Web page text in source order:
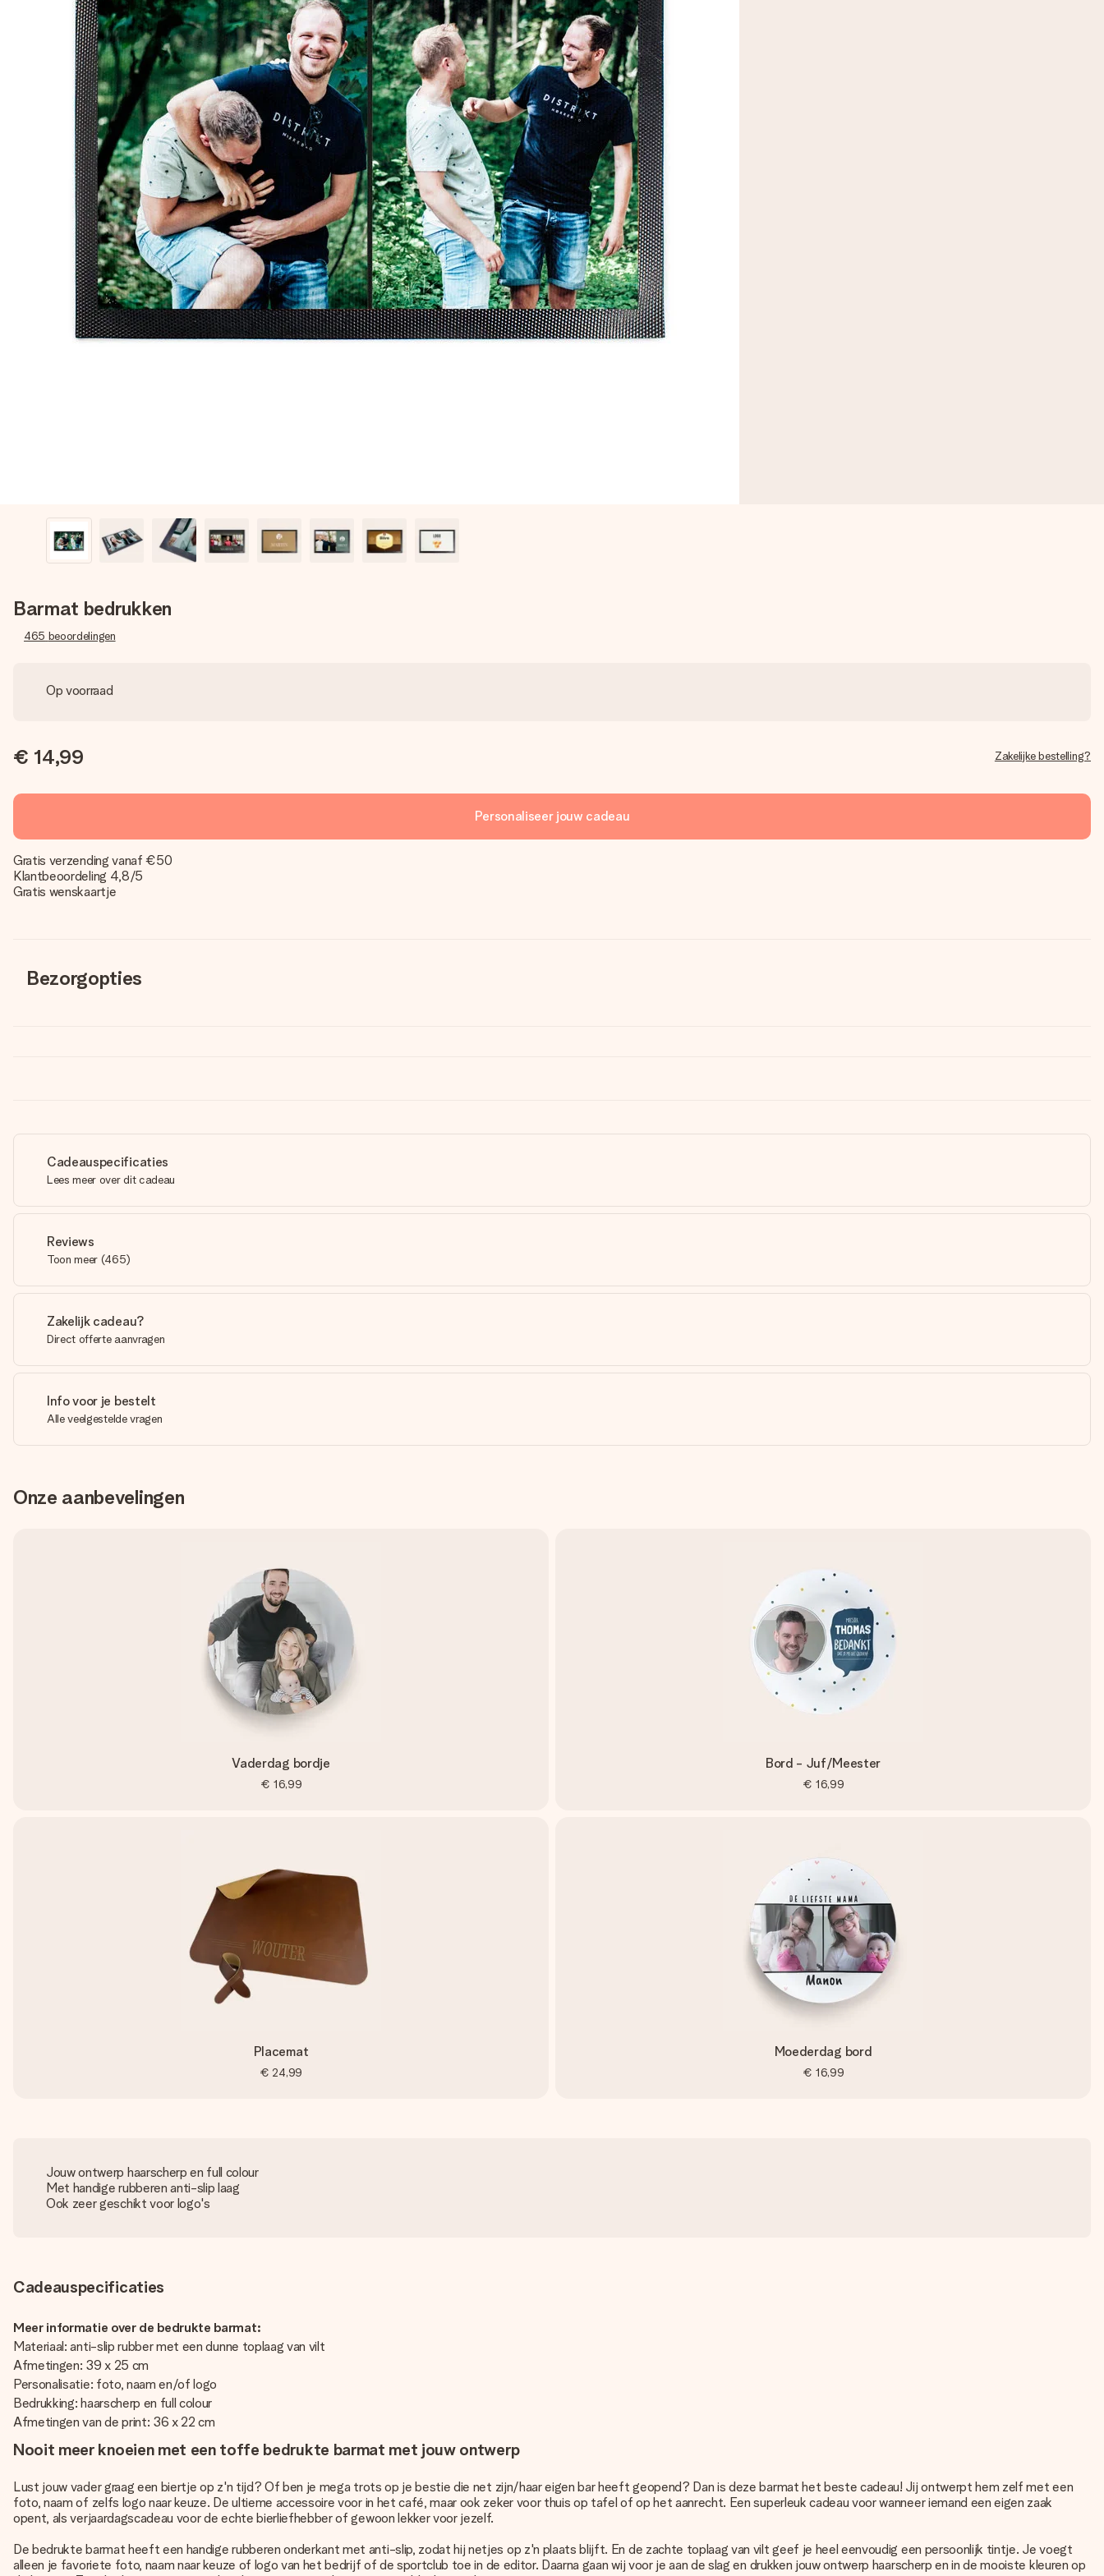
Barmat bedrukken
465 beoordelingen
Op voorraad
€ 14,99 Zakelijke bestelling?
Personaliseer jouw cadeau
Gratis verzending vanaf €50
Klantbeoordeling 4,8/5
Gratis wenskaartje
Bezorgopties
Cadeauspecificaties
Lees meer over dit cadeau
Reviews
Toon meer (465)
Zakelijk cadeau?
Direct offerte aanvragen
Info voor je bestelt
Alle veelgestelde vragen
Onze aanbevelingen
Vaderdag bordje
€ 16,99
Bord - Juf/Meester
€ 16,99
Placemat
€ 24,99
Moederdag bord
€ 16,99
Jouw ontwerp haarscherp en full colour
Met handige rubberen anti-slip laag
Ook zeer geschikt voor logo's
Cadeauspecificaties
Meer informatie over de bedrukte barmat:
Materiaal: anti-slip rubber met een dunne toplaag van vilt
Afmetingen: 39 x 25 cm
Personalisatie: foto, naam en/of logo
Bedrukking: haarscherp en full colour
Afmetingen van de print: 36 x 22 cm
Nooit meer knoeien met een toffe bedrukte barmat met jouw ontwerp
Lust jouw vader graag een biertje op z'n tijd? Of ben je mega trots op je bestie die net zijn/haar eigen bar heeft geopend? Dan is deze barmat het beste cadeau! Jij ontwerpt hem zelf met een
foto, naam of zelfs logo naar keuze. De ultieme accessoire voor in het café, maar ook zeker voor thuis op tafel of op het aanrecht. Een superleuk cadeau voor wanneer iemand een eigen zaak
opent, als verjaardagscadeau voor de echte bierliefhebber of gewoon lekker voor jezelf.
De bedrukte barmat heeft een handige rubberen onderkant met anti-slip, zodat hij netjes op z'n plaats blijft. En de zachte toplaag van vilt geef je heel eenvoudig een persoonlijk tintje. Je voegt
alleen je favoriete foto, naam naar keuze of logo van het bedrijf of de sportclub toe in de editor. Daarna gaan wij voor je aan de slag en drukken jouw ontwerp haarscherp en in de mooiste kleuren op